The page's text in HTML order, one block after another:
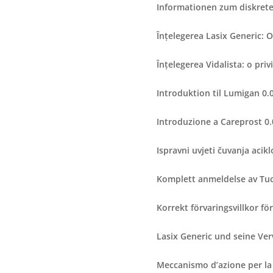
Informationen zum
Înțelegerea Lasix Generic:
Înțelegerea Vidalista: o
Introduktion til Lumigan
Introduzione a Careprost
Ispravni uvjeti čuvanja
Komplett anmeldelse av
Korrekt förvaringsvillkor
Lasix Generic und seine
Meccanismo d’azione per